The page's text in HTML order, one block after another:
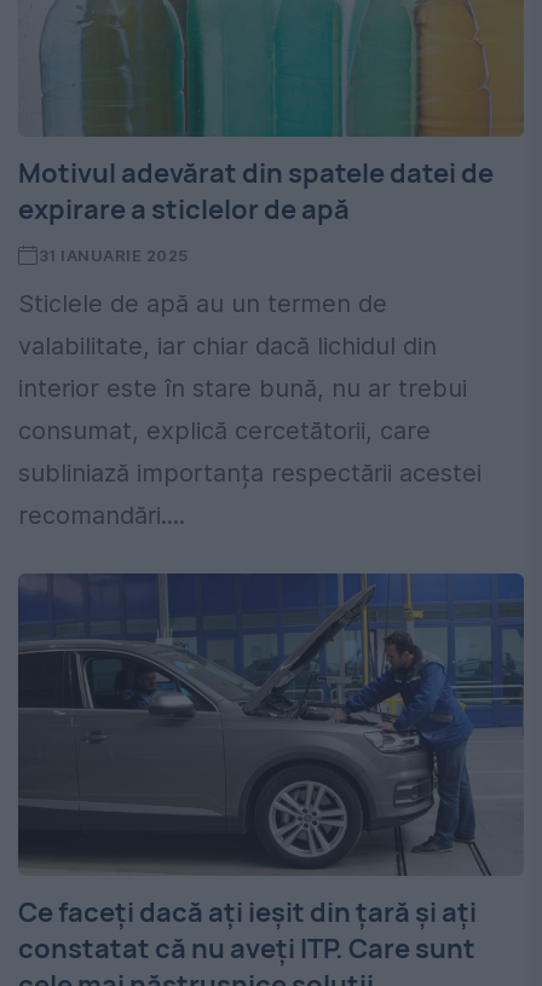
Motivul adevărat din spatele datei de
expirare a sticlelor de apă
31 IANUARIE 2025
Sticlele de apă au un termen de
valabilitate, iar chiar dacă lichidul din
interior este în stare bună, nu ar trebui
consumat, explică cercetătorii, care
subliniază importanța respectării acestei
recomandări....
Ce faceți dacă ați ieșit din țară și ați
constatat că nu aveți ITP. Care sunt